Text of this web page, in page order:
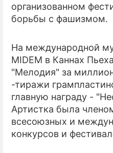
организованном
борьбы с фашизмом.
На международной
MIDEM в Каннах
"Мелодия" за
-тиражи
главную награду -
Артистка была
всесоюзных и
конкурсов и